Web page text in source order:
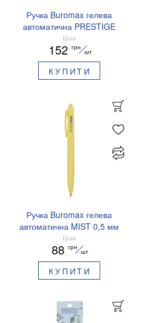
Ручка Buromax гелева
автоматична PRESTIGE
SILVER 0,5 мм сині
чорнила BM.83102
Ціна
152 грн
шт
КУПИТИ
Ручка Buromax гелева
автоматична MIST 0,5 мм
сині чорнила BM.83103
Ціна
88 грн
шт
КУПИТИ